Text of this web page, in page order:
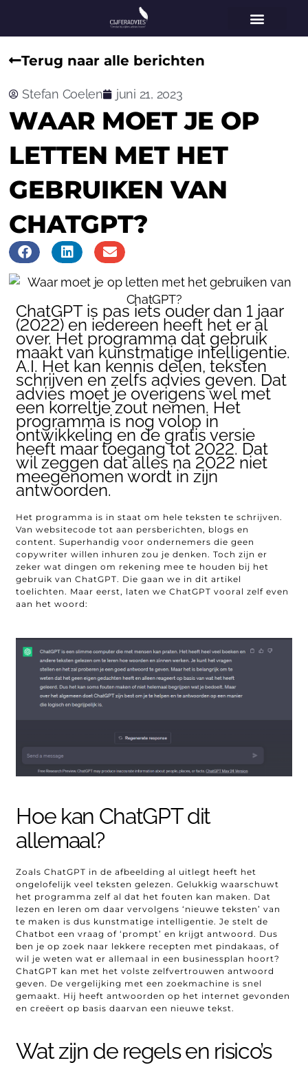
Terug naar alle berichten
Stefan Coelen juni 21, 2023
WAAR MOET JE OP
LETTEN MET HET
GEBRUIKEN VAN
CHATGPT?
ChatGPT is pas iets ouder dan 1 jaar
(2022) en iedereen heeft het er al
over. Het programma dat gebruik
maakt van kunstmatige intelligentie.
A.I. Het kan kennis delen, teksten
schrijven en zelfs advies geven. Dat
advies moet je overigens wel met
een korreltje zout nemen. Het
programma is nog volop in
ontwikkeling en de gratis versie
heeft maar toegang tot 2022. Dat
wil zeggen dat alles na 2022 niet
meegenomen wordt in zijn
antwoorden.
Het programma is in staat om hele teksten te schrijven.
Van websitecode tot aan persberichten, blogs en
content. Superhandig voor ondernemers die geen
copywriter willen inhuren zou je denken. Toch zijn er
zeker wat dingen om rekening mee te houden bij het
gebruik van ChatGPT. Die gaan we in dit artikel
toelichten. Maar eerst, laten we ChatGPT vooral zelf even
aan het woord:
Hoe kan ChatGPT dit
allemaal?
Zoals ChatGPT in de afbeelding al uitlegt heeft het
ongelofelijk veel teksten gelezen. Gelukkig waarschuwt
het programma zelf al dat het fouten kan maken. Dat
lezen en leren om daar vervolgens ‘nieuwe teksten’ van
te maken is dus kunstmatige intelligentie. Je stelt de
Chatbot een vraag of ‘prompt’ en krijgt antwoord. Dus
ben je op zoek naar lekkere recepten met pindakaas, of
wil je weten wat er allemaal in een businessplan hoort?
ChatGPT kan met het volste zelfvertrouwen antwoord
geven. De vergelijking met een zoekmachine is snel
gemaakt. Hij heeft antwoorden op het internet gevonden
en creëert op basis daarvan een nieuwe tekst.
Wat zijn de regels en risico’s